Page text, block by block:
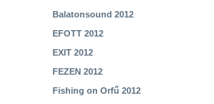
Balatonsound 2012
EFOTT 2012
EXIT 2012
FEZEN 2012
Fishing on Orfű 2012